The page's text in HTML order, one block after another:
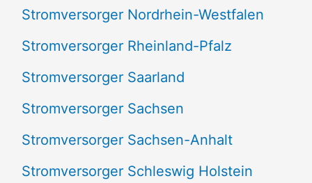
Stromversorger Nordrhein-Westfalen
Stromversorger Rheinland-Pfalz
Stromversorger Saarland
Stromversorger Sachsen
Stromversorger Sachsen-Anhalt
Stromversorger Schleswig Holstein